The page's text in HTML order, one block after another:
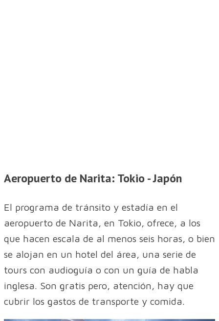
Aeropuerto de Narita: Tokio - Japón
El programa de tránsito y estadía en el
aeropuerto de Narita, en Tokio, ofrece, a los
que hacen escala de al menos seis horas, o bien
se alojan en un hotel del área, una serie de
tours con audioguía o con un guía de habla
inglesa. Son gratis pero, atención, hay que
cubrir los gastos de transporte y comida.